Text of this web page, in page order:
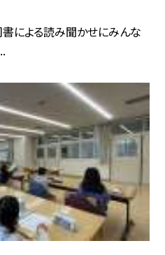
による読み聞かせにみんな